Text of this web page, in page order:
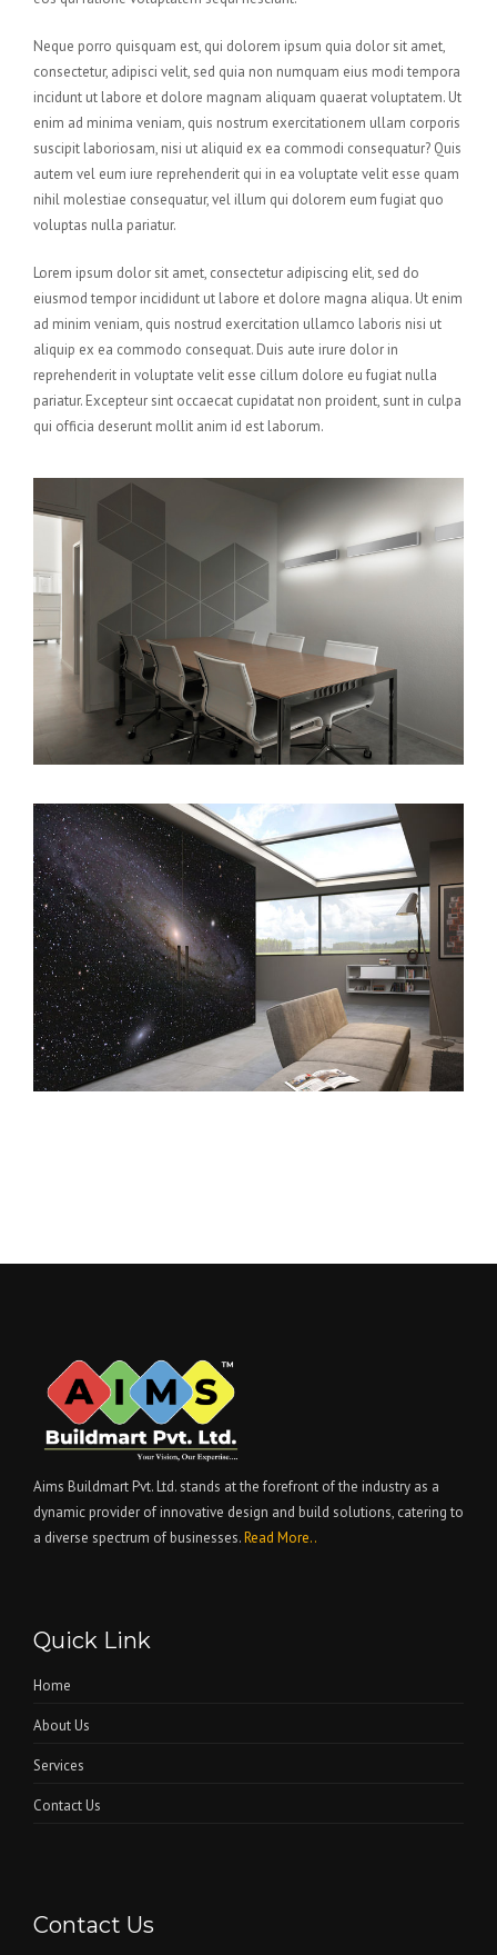
Neque porro quisquam est, qui dolorem ipsum quia dolor sit amet,
consectetur, adipisci velit, sed quia non numquam eius modi tempora
incidunt ut labore et dolore magnam aliquam quaerat voluptatem. Ut
enim ad minima veniam, quis nostrum exercitationem ullam corporis
suscipit laboriosam, nisi ut aliquid ex ea commodi consequatur? Quis
autem vel eum iure reprehenderit qui in ea voluptate velit esse quam
nihil molestiae consequatur, vel illum qui dolorem eum fugiat quo
voluptas nulla pariatur.
Lorem ipsum dolor sit amet, consectetur adipiscing elit, sed do
eiusmod tempor incididunt ut labore et dolore magna aliqua. Ut enim
ad minim veniam, quis nostrud exercitation ullamco laboris nisi ut
aliquip ex ea commodo consequat. Duis aute irure dolor in
reprehenderit in voluptate velit esse cillum dolore eu fugiat nulla
pariatur. Excepteur sint occaecat cupidatat non proident, sunt in culpa
qui officia deserunt mollit anim id est laborum.
Aims Buildmart Pvt. Ltd. stands at the forefront of the industry as a
dynamic provider of innovative design and build solutions, catering to
a diverse spectrum of businesses.Read More..
Quick Link
Home
About Us
Services
Contact Us
Contact Us